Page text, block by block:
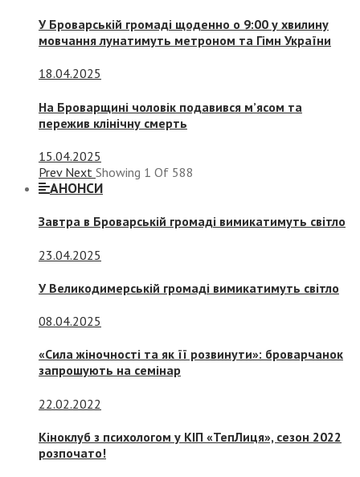
У Броварській громаді щоденно о 9:00 у хвилину
мовчання лунатимуть метроном та Гімн України
18.04.2025
На Броварщині чоловік подавився м’ясом та
пережив клінічну смерть
15.04.2025
Prev Next Showing 1 Of 588
АНОНСИ
Завтра в Броварській громаді вимикатимуть світло
23.04.2025
У Великодимерській громаді вимикатимуть світло
08.04.2025
«Сила жіночності та як її розвинути»: броварчанок
запрошують на семінар
22.02.2022
Кіноклуб з психологом у КІП «ТепЛиця», сезон 2022
розпочато!